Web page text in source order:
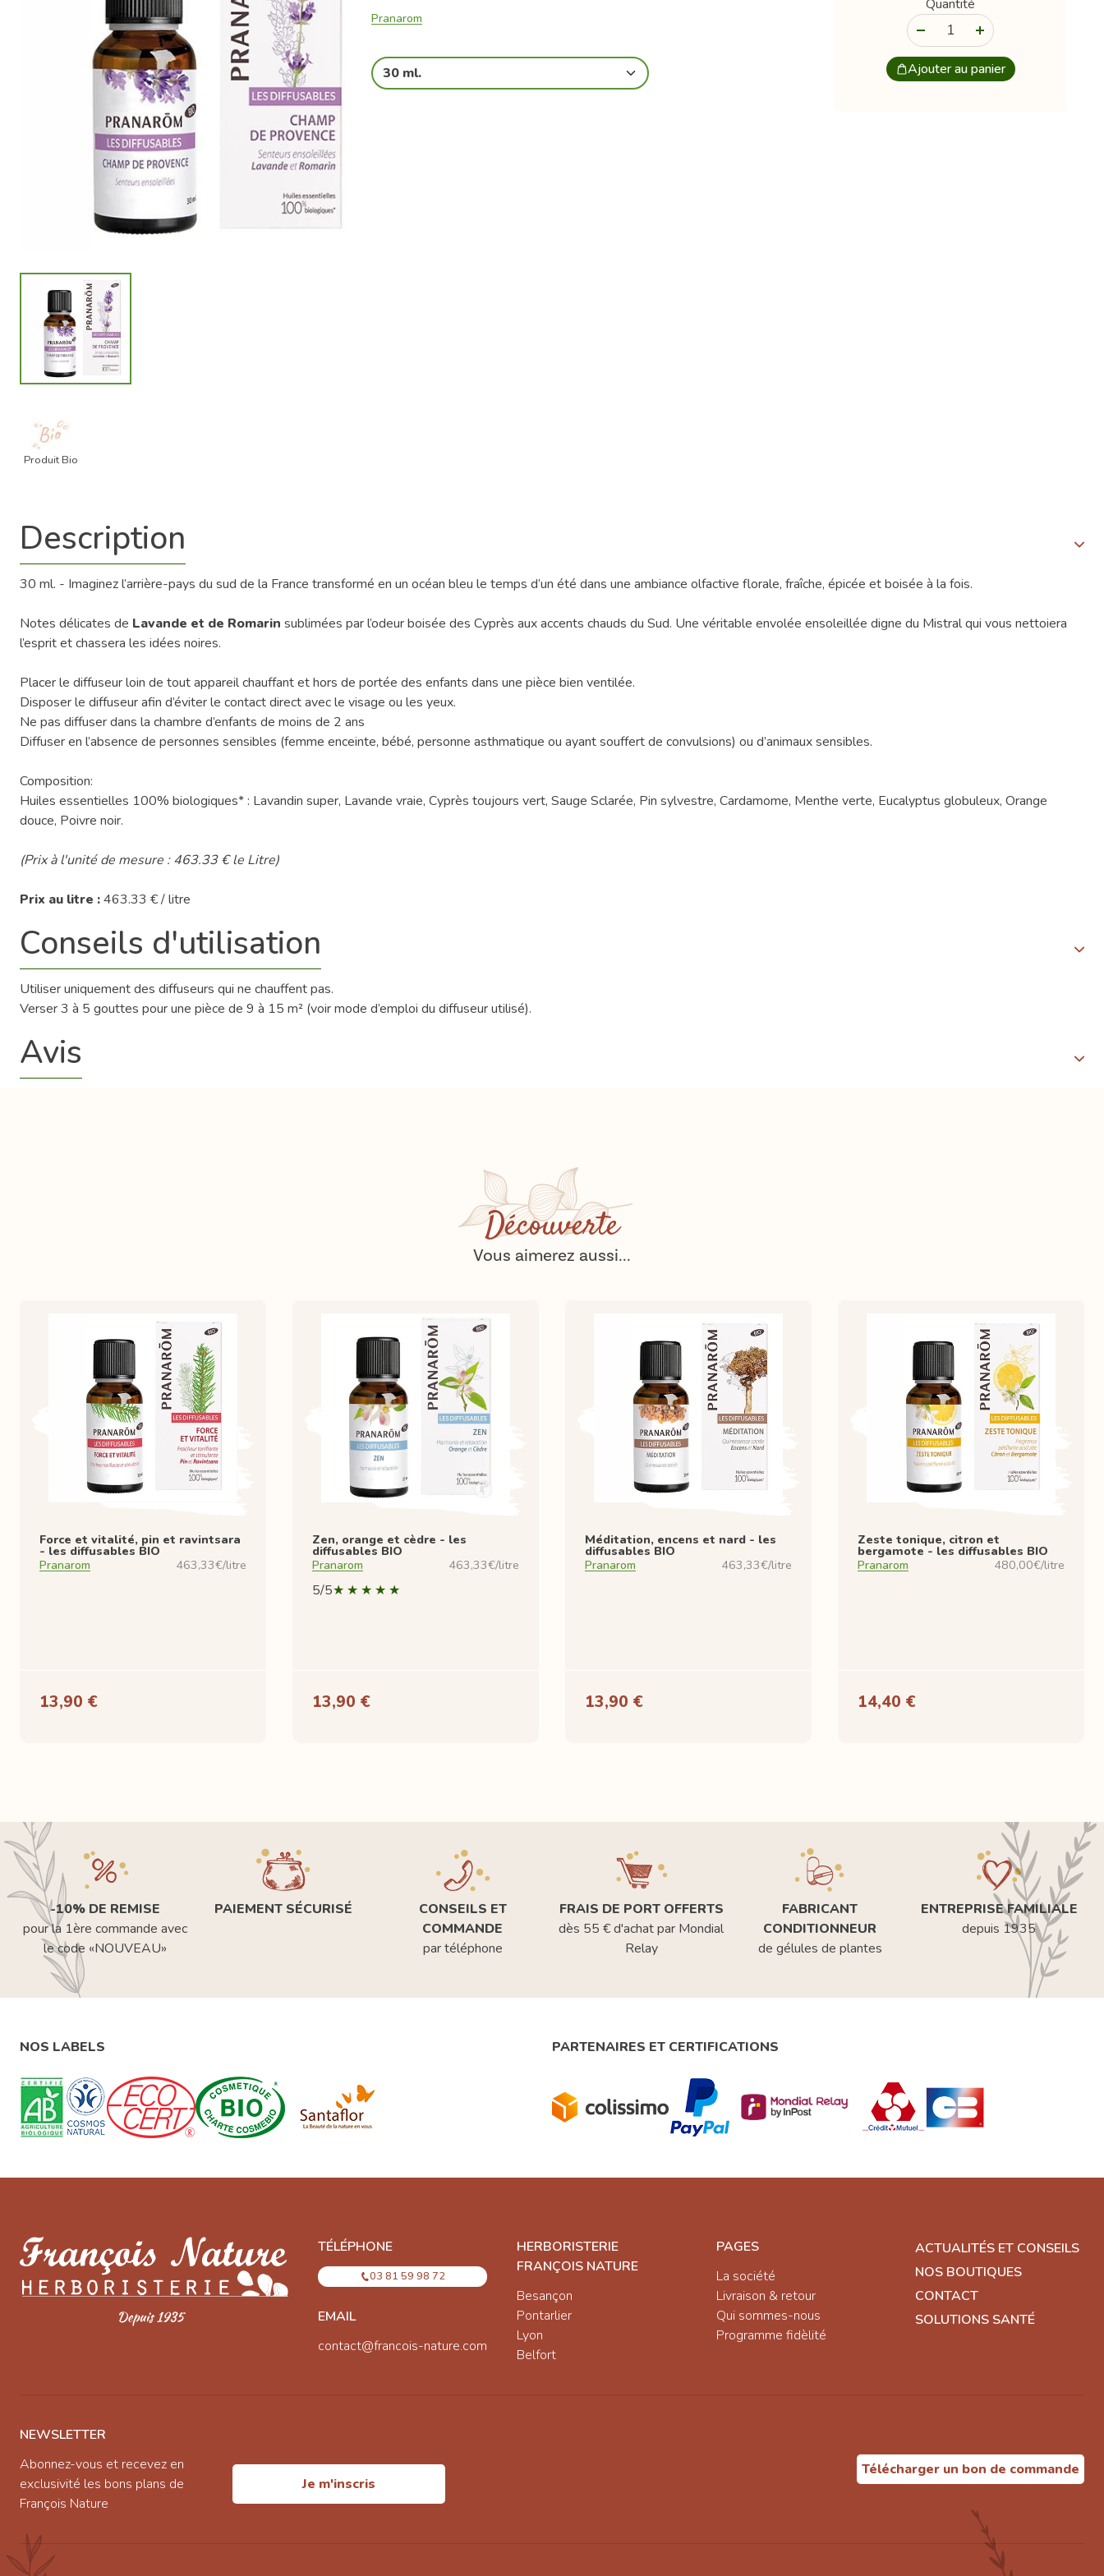
Produit Bio
Pranarom
30 ml.
Quantité
Ajouter au panier
Description
30 ml. - Imaginez l’arrière-pays du sud de la France transformé en un océan bleu le temps d’un été dans une ambiance olfactive florale, fraîche, épicée et boisée à la fois.
Notes délicates de Lavande et de Romarin sublimées par l’odeur boisée des Cyprès aux accents chauds du Sud. Une véritable envolée ensoleillée digne du Mistral qui vous nettoiera
l’esprit et chassera les idées noires.
Placer le diffuseur loin de tout appareil chauffant et hors de portée des enfants dans une pièce bien ventilée.
Disposer le diffuseur afin d’éviter le contact direct avec le visage ou les yeux.
Ne pas diffuser dans la chambre d’enfants de moins de 2 ans
Diffuser en l’absence de personnes sensibles (femme enceinte, bébé, personne asthmatique ou ayant souffert de convulsions) ou d’animaux sensibles.
Composition:
Huiles essentielles 100% biologiques* : Lavandin super, Lavande vraie, Cyprès toujours vert, Sauge Sclarée, Pin sylvestre, Cardamome, Menthe verte, Eucalyptus globuleux, Orange
douce, Poivre noir.
(Prix à l'unité de mesure : 463.33 € le Litre)
Prix au litre :463.33 € / litre
Conseils d'utilisation
Utiliser uniquement des diffuseurs qui ne chauffent pas.
Verser 3 à 5 gouttes pour une pièce de 9 à 15 m² (voir mode d’emploi du diffuseur utilisé).
Avis
Découverte
Vous aimerez aussi...
Force et vitalité, pin et ravintsara
- les diffusables BIO
Pranarom
463,33€/litre
13,90 €
Zen, orange et cèdre - les
diffusables BIO
Pranarom
463,33€/litre
5/5
13,90 €
Méditation, encens et nard - les
diffusables BIO
Pranarom
463,33€/litre
13,90 €
Zeste tonique, citron et
bergamote - les diffusables BIO
Pranarom
480,00€/litre
14,40 €
-10% DE REMISE
pour la 1ère commande avec
le code «NOUVEAU»
PAIEMENT SÉCURISÉ
CONSEILS ET
COMMANDE
par téléphone
FRAIS DE PORT OFFERTS
dès 55 € d'achat par Mondial
Relay
FABRICANT
CONDITIONNEUR
de gélules de plantes
ENTREPRISE FAMILIALE
depuis 1935
NOS LABELS PARTENAIRES ET CERTIFICATIONS
TÉLÉPHONE
03 81 59 98 72
EMAIL
contact@francois-nature.com
HERBORISTERIE
FRANÇOIS NATURE
Besançon
Pontarlier
Lyon
Belfort
PAGES
La société
Livraison & retour
Qui sommes-nous
Programme fidèlité
ACTUALITÉS ET CONSEILS
NOS BOUTIQUES
CONTACT
SOLUTIONS SANTÉ
NEWSLETTER
Abonnez-vous et recevez en
exclusivité les bons plans de
François Nature
Je m'inscris
Télécharger un bon de commande